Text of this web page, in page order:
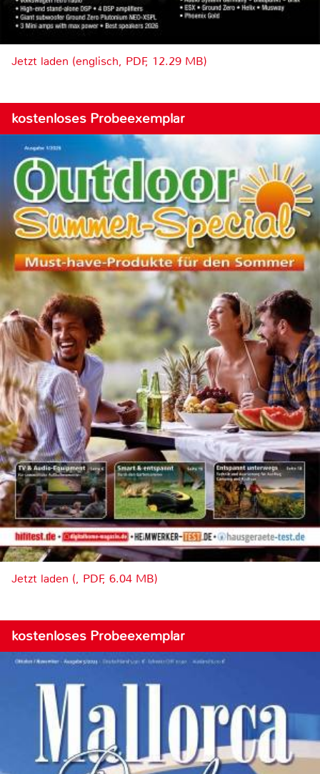
Jetzt laden (englisch, PDF, 12.29 MB)
kostenloses Probeexemplar
Jetzt laden (, PDF, 6.04 MB)
kostenloses Probeexemplar